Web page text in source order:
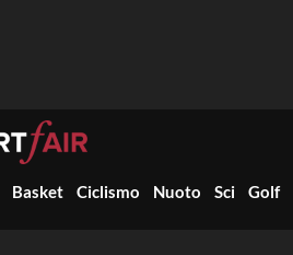
Basket Ciclismo Nuoto Sci Golf